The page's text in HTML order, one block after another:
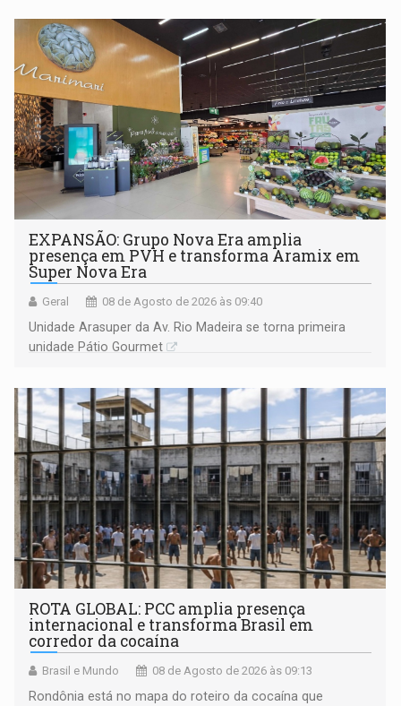
EXPANSÃO: Grupo Nova Era amplia
presença em PVH e transforma Aramix em
Super Nova Era
Geral 08 de Agosto de 2026 às 09:40
Unidade Arasuper da Av. Rio Madeira se torna primeira
unidade Pátio Gourmet
ROTA GLOBAL: PCC amplia presença
internacional e transforma Brasil em
corredor da cocaína
Brasil e Mundo 08 de Agosto de 2026 às 09:13
Rondônia está no mapa do roteiro da cocaína que